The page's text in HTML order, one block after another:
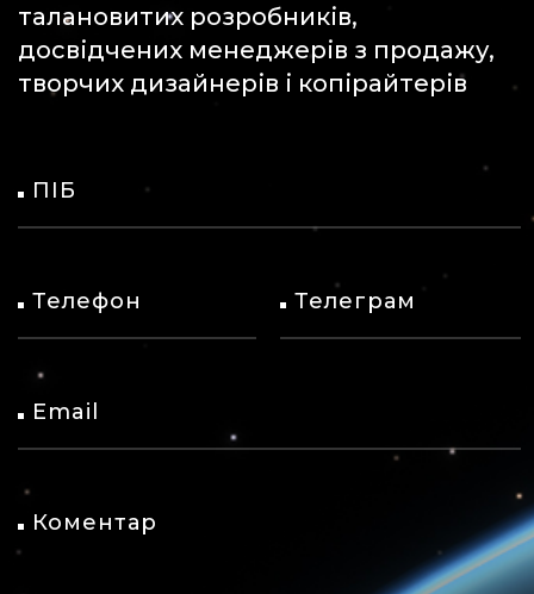
талановитих розробників,
досвідчених менеджерів з продажу,
творчих дизайнерів і копірайтерів
ПІБ
Телефон Телеграм
Email
Коментар